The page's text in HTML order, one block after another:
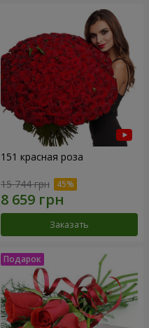
151 красная роза
15 744 грн
Заказать